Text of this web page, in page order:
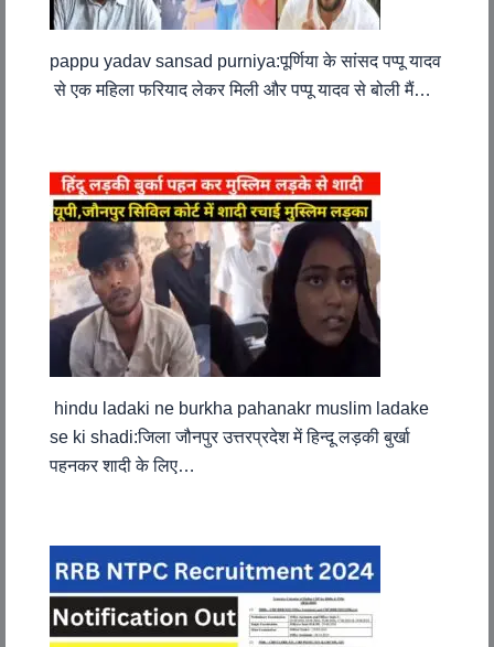
pappu yadav sansad purniya:पूर्णिया के सांसद पप्पू यादव
से एक महिला फरियाद लेकर मिली और पप्पू यादव से बोली मैं…
hindu ladaki ne burkha pahanakr muslim ladake
se ki shadi:जिला जौनपुर उत्तरप्रदेश में हिन्दू लड़की बुर्खा
पहनकर शादी के लिए…